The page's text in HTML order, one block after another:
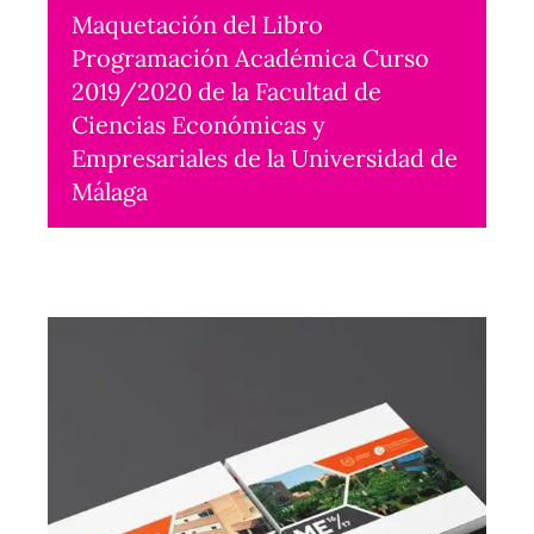
Maquetación del Libro
Programación Académica Curso
2019/2020 de la Facultad de
Ciencias Económicas y
Empresariales de la Universidad de
Málaga